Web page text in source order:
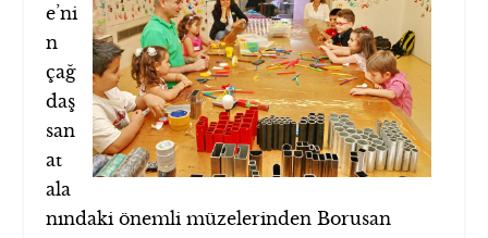
e’ni
n
çağ
daş
san
at
ala
nındaki önemli müzelerinden Borusan